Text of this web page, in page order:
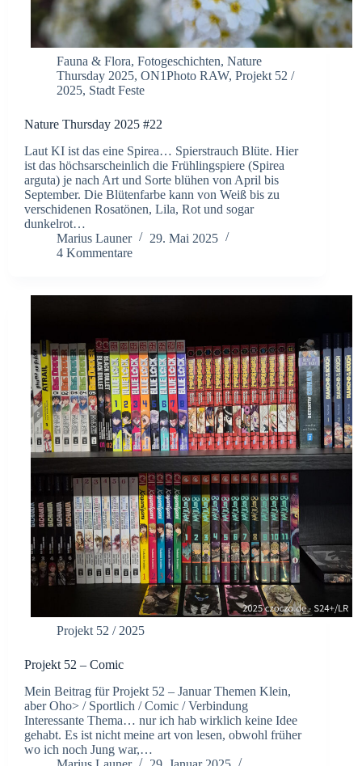
Fauna & Flora, Fotogeschichten, Nature
Thursday 2025, ON1Photo RAW, Projekt 52 /
2025, Stadt Feste
Nature Thursday 2025 #22
Laut KI ist das eine Spirea… Spierstrauch Blüte. Hier
ist das höchsarscheinlich die Frühlingspiere (Spirea
arguta) je nach Art und Sorte blühen von April bis
September. Die Blütenfarbe kann von Weiß bis zu
verschidenen Rosatönen, Lila, Rot und sogar
dunkelrot…
Marius Launer
29. Mai 2025
4 Kommentare
Projekt 52 / 2025
Projekt 52 – Comic
Mein Beitrag für Projekt 52 – Januar Themen Klein,
aber Oho> / Sportlich / Comic / Verbindung
Interessante Thema… nur ich hab wirklich keine Idee
gehabt. Es ist nicht meine art von lesen, obwohl früher
wo ich noch Jung war,…